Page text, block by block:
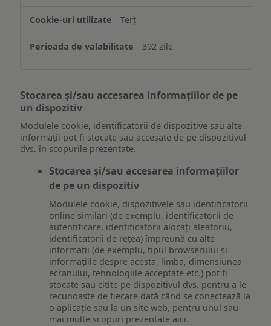
Terț
392 zile
Stocarea și/sau accesarea informațiilor de pe
un dispozitiv
Modulele cookie, identificatorii de dispozitive sau alte
informații pot fi stocate sau accesate de pe dispozitivul
dvs. în scopurile prezentate.
Stocarea și/sau accesarea informațiilor
de pe un dispozitiv
Modulele cookie, dispozitivele sau identificatorii
online similari (de exemplu, identificatorii de
autentificare, identificatorii alocați aleatoriu,
identificatorii de rețea) împreună cu alte
informații (de exemplu, tipul browserului și
informațiile despre acesta, limba, dimensiunea
ecranului, tehnologiile acceptate etc.) pot fi
stocate sau citite pe dispozitivul dvs. pentru a le
recunoaște de fiecare dată când se conectează la
o aplicație sau la un site web, pentru unul sau
mai multe scopuri prezentate aici.